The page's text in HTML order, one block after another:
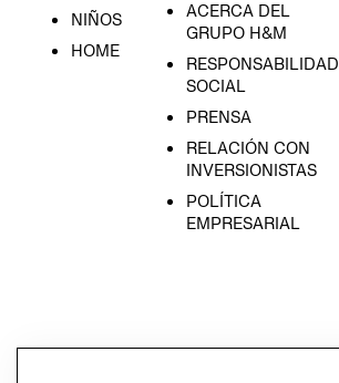
NIÑOS
HOME
ACERCA DEL
GRUPO H&M
RESPONSABILIDAD
SOCIAL
PRENSA
RELACIÓN CON
INVERSIONISTAS
POLÍTICA
EMPRESARIAL